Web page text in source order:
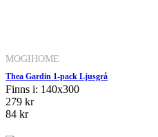
MOGIHOME
Thea Gardin 1-pack Ljusgrå
Finns i: 140x300
279 kr
84 kr